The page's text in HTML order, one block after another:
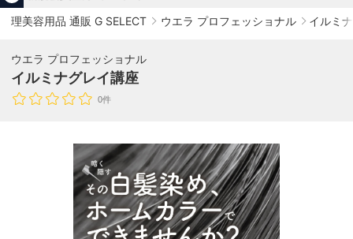
理美容用品 通販 G SELECT
ウエラ プロフェッショナル イルミ
ウエラ プロフェッショナル
イルミナグレイ講座
0件